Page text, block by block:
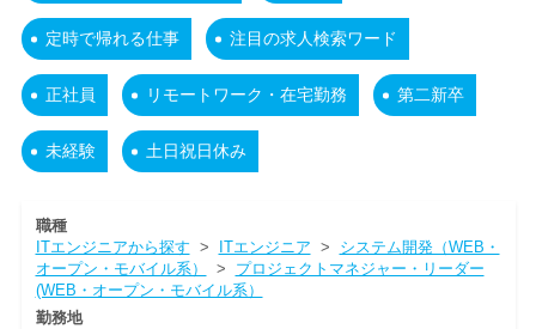
定時で帰れる仕事 注目の求人検索ワード
正社員 リモートワーク・在宅勤務 第二新卒
未経験 土日祝日休み
職種
ITエンジニアから探す > ITエンジニア > システム開発（WEB・
オープン・モバイル系）
> プロジェクトマネジャー・リーダー
(WEB・オープン・モバイル系）
勤務地